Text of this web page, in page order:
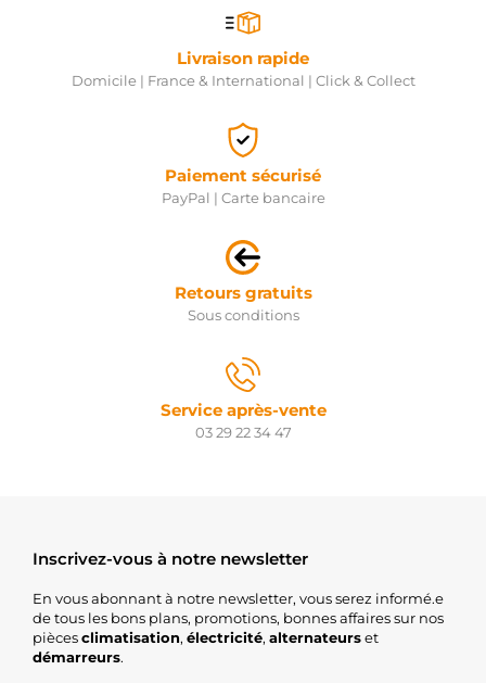
Livraison rapide
Domicile | France & International | Click & Collect
Paiement sécurisé
PayPal | Carte bancaire
Retours gratuits
Sous conditions
Service après-vente
03 29 22 34 47
Inscrivez-vous à notre newsletter
En vous abonnant à notre newsletter, vous serez informé.e
de tous les bons plans, promotions, bonnes affaires sur nos
piècesclimatisation, électricité, alternateurset
démarreurs.